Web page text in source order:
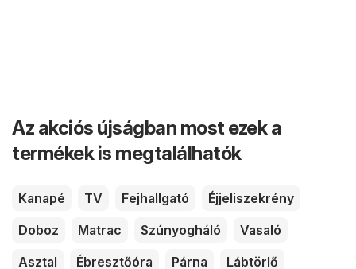
Az akciós újságban most ezek a
termékek is megtalálhatók
Kanapé TV Fejhallgató
Éjjeliszekrény
Doboz
Matrac Szúnyogháló
Vasaló
Asztal
Ébresztőóra Párna
Lábtörlő